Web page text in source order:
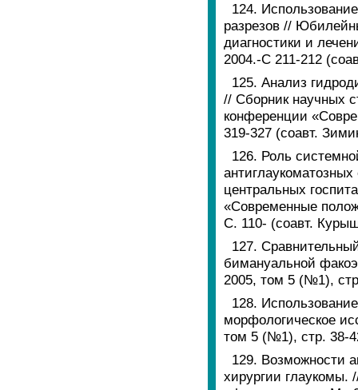
124.
разрезов //
диагностики и
2004.-С 211-212
125. Анализ
// Сборник научных
конференции
319-327 (соавт.
126. Роль
центральных
«Современные
С. 110- (соавт.
127.
бимануальной
2005, том 5 (№1),
128.
морфологическое
том 5 (№1), стр. 38-
129. Возможности
хирургии глаукомы.